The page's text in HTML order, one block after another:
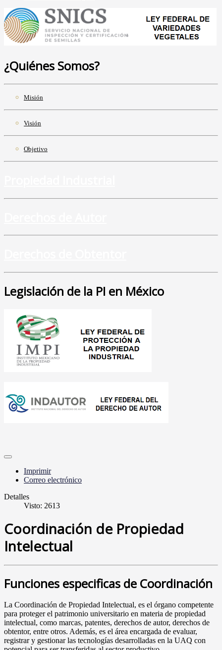
¿Quiénes Somos?
Misión
Visión
Objetivo
Legislación de la PI en México
Imprimir
Correo electrónico
Detalles
Visto: 2613
Coordinación de Propiedad
Intelectual
Funciones especificas de Coordinación
La Coordinación de Propiedad Intelectual, es el órgano competente
para proteger el patrimonio universitario en materia de propiedad
intelectual, como marcas, patentes, derechos de autor, derechos de
obtentor, entre otros. Además, es el área encargada de evaluar,
registrar y gestionar las tecnologías desarrolladas en la UAQ con